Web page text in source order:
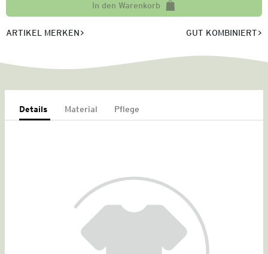
In den Warenkorb
ARTIKEL MERKEN GUT KOMBINIERT
Details Material Pflege